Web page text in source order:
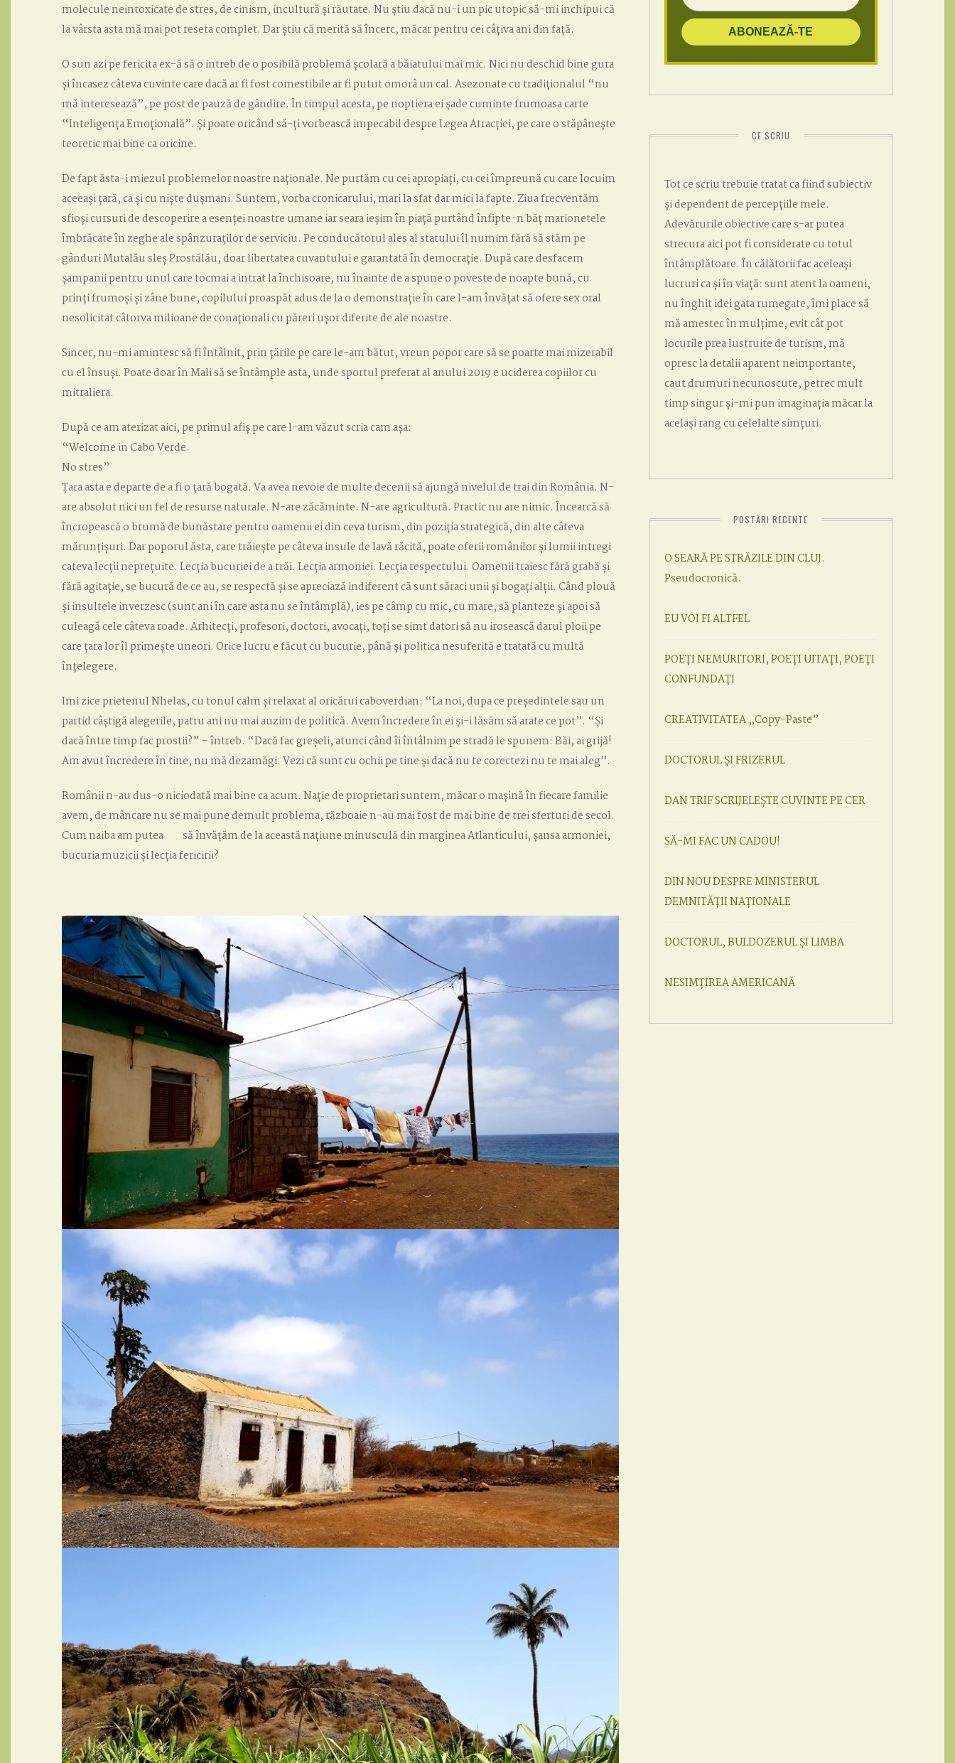
molecule neintoxicate de stres, de cinism, incultură și răutate. Nu știu dacă nu-i un pic utopic să-mi inchipui că
la vârsta asta mă mai pot reseta complet. Dar știu că merită să încerc, măcar pentru cei câțiva ani din față.
O sun azi pe fericita ex-ă să o intreb de o posibilă problemă școlară a băiatului mai mic. Nici nu deschid bine gura
și încasez câteva cuvinte care dacă ar fi fost comestibile ar fi putut omorâ un cal. Asezonate cu tradiționalul “nu
mă interesează”, pe post de pauză de gândire. În timpul acesta, pe noptiera ei șade cuminte frumoasa carte
“Inteligența Emoțională”. Și poate oricând să-ți vorbească impecabil despre Legea Atracției, pe care o stăpânește
teoretic mai bine ca oricine.
De fapt ăsta-i miezul problemelor noastre naționale. Ne purtăm cu cei apropiați, cu cei împreună cu care locuim
aceeași țară, ca și cu niște dușmani. Suntem, vorba cronicarului, mari la sfat dar mici la fapte. Ziua frecventăm
sfioși cursuri de descoperire a esenței noastre umane iar seara ieșim în piață purtând înfipte-n băț marionetele
îmbrăcate în zeghe ale spânzuraților de serviciu. Pe conducătorul ales al statului îl numim fără să stăm pe
gânduri Mutalău sleș Prostălău, doar libertatea cuvantului e garantată în democrație. După care desfacem
șampanii pentru unul care tocmai a intrat la închisoare, nu înainte de a spune o poveste de noapte bună, cu
prinți frumoși și zâne bune, copilului proaspăt adus de la o demonstrație în care l-am învățat să ofere sex oral
nesolicitat câtorva milioane de conaționali cu păreri ușor diferite de ale noastre.
Sincer, nu-mi amintesc să fi întâlnit, prin țările pe care le-am bătut, vreun popor care să se poarte mai mizerabil
cu el însuși. Poate doar în Mali să se întâmple asta, unde sportul preferat al anului 2019 e uciderea copiilor cu
mitraliera.
După ce am aterizat aici, pe primul afiș pe care l-am văzut scria cam așa:
“Welcome in Cabo Verde.
No stres”
Țara asta e departe de a fi o țară bogată. Va avea nevoie de multe decenii să ajungă nivelul de trai din România. N-
are absolut nici un fel de resurse naturale. N-are zăcăminte. N-are agricultură. Practic nu are nimic. Încearcă să
încropească o brumă de bunăstare pentru oamenii ei din ceva turism, din poziția strategică, din alte câteva
mărunțișuri. Dar poporul ăsta, care trăiește pe câteva insule de lavă răcită, poate oferii românilor și lumii intregi
cateva lecții neprețuite. Lecția bucuriei de a trăi. Lecția armoniei. Lecția respectului. Oamenii traiesc fără grabă și
fără agitație, se bucură de ce au, se respectă și se apreciază indiferent că sunt săraci unii și bogați alții. Când plouă
și insultele inverzesc (sunt ani în care asta nu se întâmplă), ies pe câmp cu mic, cu mare, să planteze și apoi să
culeagă cele câteva roade. Arhitecți, profesori, doctori, avocați, toți se simt datori să nu irosească darul ploii pe
care țara lor îl primește uneori. Orice lucru e făcut cu bucurie, până și politica nesuferită e tratată cu multă
înțelegere.
Imi zice prietenul Nhelas, cu tonul calm și relaxat al oricărui caboverdian: “La noi, dupa ce președintele sau un
partid câștigă alegerile, patru ani nu mai auzim de politică. Avem încredere în ei și-i lăsăm să arate ce pot”. “Și
dacă între timp fac prostii?” – întreb. “Dacă fac greșeli, atunci când îi întâlnim pe stradă le spunem: Băi, ai grijă!
Am avut încredere în tine, nu mă dezamăgi. Vezi că sunt cu ochii pe tine și dacă nu te corectezi nu te mai aleg”.
Românii n-au dus-o niciodată mai bine ca acum. Nație de proprietari suntem, măcar o mașină în fiecare familie
avem, de mâncare nu se mai pune demult problema, războaie n-au mai fost de mai bine de trei sferturi de secol.
Cum naiba am putea să învățăm de la această națiune minusculă din marginea Atlanticului, șansa armoniei,
bucuria muzicii și lecția fericirii?
CE SCRIU
Tot ce scriu trebuie tratat ca fiind subiectiv
și dependent de percepțiile mele.
Adevărurile obiective care s-ar putea
strecura aici pot fi considerate cu totul
întâmplătoare. În călătorii fac aceleași
lucruri ca și în viață: sunt atent la oameni,
nu înghit idei gata rumegate, îmi place să
mă amestec în mulțime, evit cât pot
locurile prea lustruite de turism, mă
opresc la detalii aparent neimportante,
caut drumuri necunoscute, petrec mult
timp singur și-mi pun imaginația măcar la
același rang cu celelalte simțuri.
POSTĂRI RECENTE
O SEARĂ PE STRĂZILE DIN CLUJ.
Pseudocronică.
EU VOI FI ALTFEL
POEȚI NEMURITORI, POEȚI UITAȚI, POEȚI
CONFUNDAȚI
CREATIVITATEA „Copy-Paste”
DOCTORUL ȘI FRIZERUL
DAN TRIF SCRIJELEȘTE CUVINTE PE CER
SĂ-MI FAC UN CADOU!
DIN NOU DESPRE MINISTERUL
DEMNITĂȚII NAȚIONALE
DOCTORUL, BULDOZERUL ȘI LIMBA
NESIMȚIREA AMERICANĂ